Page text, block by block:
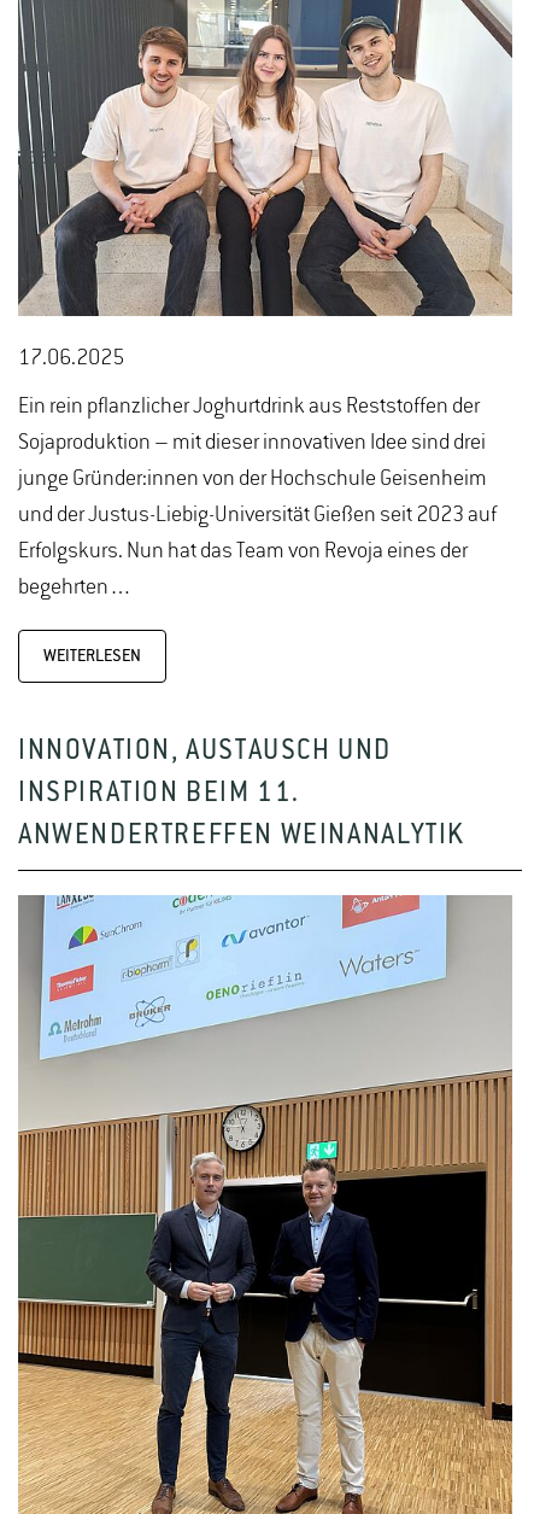
17.06.2025
Ein rein pflanzlicher Joghurtdrink aus Reststoffen der
Sojaproduktion – mit dieser innovativen Idee sind drei
junge Gründer:innen von der Hochschule Geisenheim
und der Justus-Liebig-Universität Gießen seit 2023 auf
Erfolgskurs. Nun hat das Team von Revoja eines der
begehrten…
WEITERLESEN
INNOVATION, AUSTAUSCH UND
INSPIRATION BEIM 11.
ANWENDERTREFFEN WEINANALYTIK